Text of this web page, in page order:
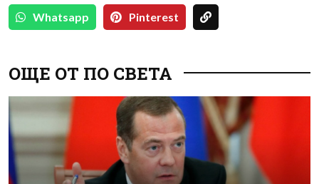
Whatsapp Pinterest
ОЩЕ ОТ ПО СВЕТА